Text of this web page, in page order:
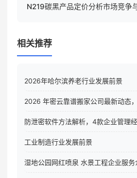
N219碳黑产品定价分析市场竞争
相关推荐
2026年哈尔滨养老行业发展前景
2026 年密云靠谱搬家公司最新动态
防泄密软件方法解析，4款企业管理
工业制造行业发展前景
湿地公园网红喷泉 水景工程企业服务